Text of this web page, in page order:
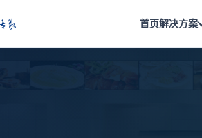
首页解决方案